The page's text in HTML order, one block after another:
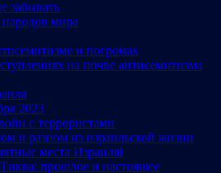
забывать
мира
и погромах
на почве антисемитизма
2023
с террористами
и разном из израильской жизни
места Израиляl
прошлое и настоящее